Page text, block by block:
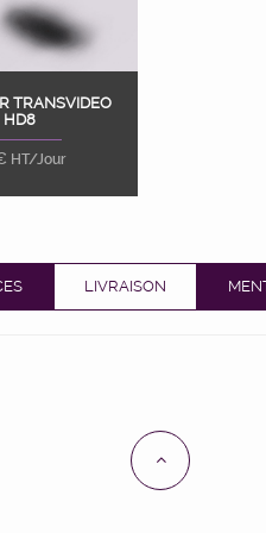
au panier
TRANSVIDEO
HD8
HT/Jour
LIVRAISON